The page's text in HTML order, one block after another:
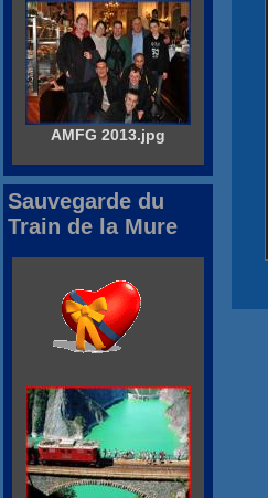
AMFG 2013.jpg
Sauvegarde du
Train de la Mure